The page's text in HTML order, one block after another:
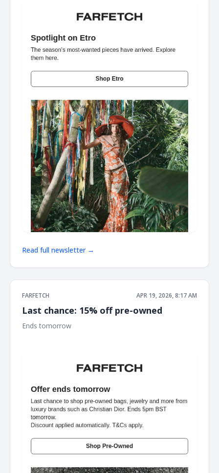
Read full newsletter →
FARFETCH APR 19, 2026, 8:17 AM
Last chance: 15% off pre-owned
Ends tomorrow ‌ ‌ ‌ ‌ ‌ ‌ ‌ ‌ ‌ ‌ ‌ ‌ ‌ ‌ ‌ ‌ ‌ ‌ ‌ ‌ ‌ ‌ ‌ ‌ ‌ ‌ ‌ ‌ ‌ ‌ ‌ ‌ ‌ ‌ ‌ ‌ ‌ ‌ ‌ ‌ ‌ ‌ ‌ ‌ ‌ ‌ ‌ ‌ ‌ ‌ ‌ ‌ ‌ ‌ ‌ ‌ ‌ ‌ ‌ ‌ ‌ ‌ ‌ ‌